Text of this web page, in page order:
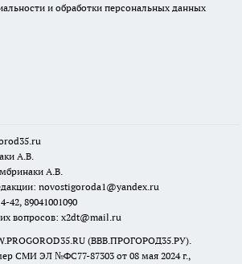
и обработки персональных данных
u
А.В.
А.В.
novostigoroda1@yandex.ru
42, 89041001090
вопросов: x2dt@mail.ru
(ВВВ.ПРОГОРОД35.РУ).
СМИ ЭЛ №ФС77-87303 от 08 мая 2024 г.,